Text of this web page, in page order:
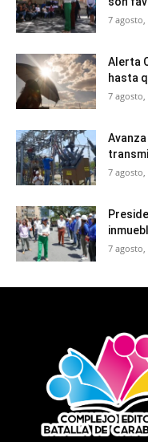
7 agosto,
Alerta
hasta
7 agosto,
7 agosto,
7 agosto,